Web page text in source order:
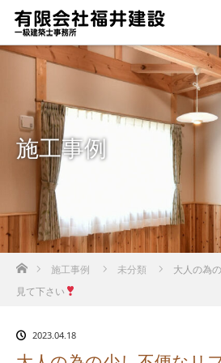
施工事例
ホーム施工事例 未分類
大人の為
見て下さい
2023.04.18